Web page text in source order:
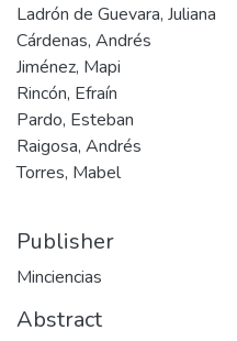
Ladrón de Guevara, Juliana
Cárdenas, Andrés
Jiménez, Mapi
Rincón, Efraín
Pardo, Esteban
Raigosa, Andrés
Torres, Mabel
Publisher
Minciencias
Abstract